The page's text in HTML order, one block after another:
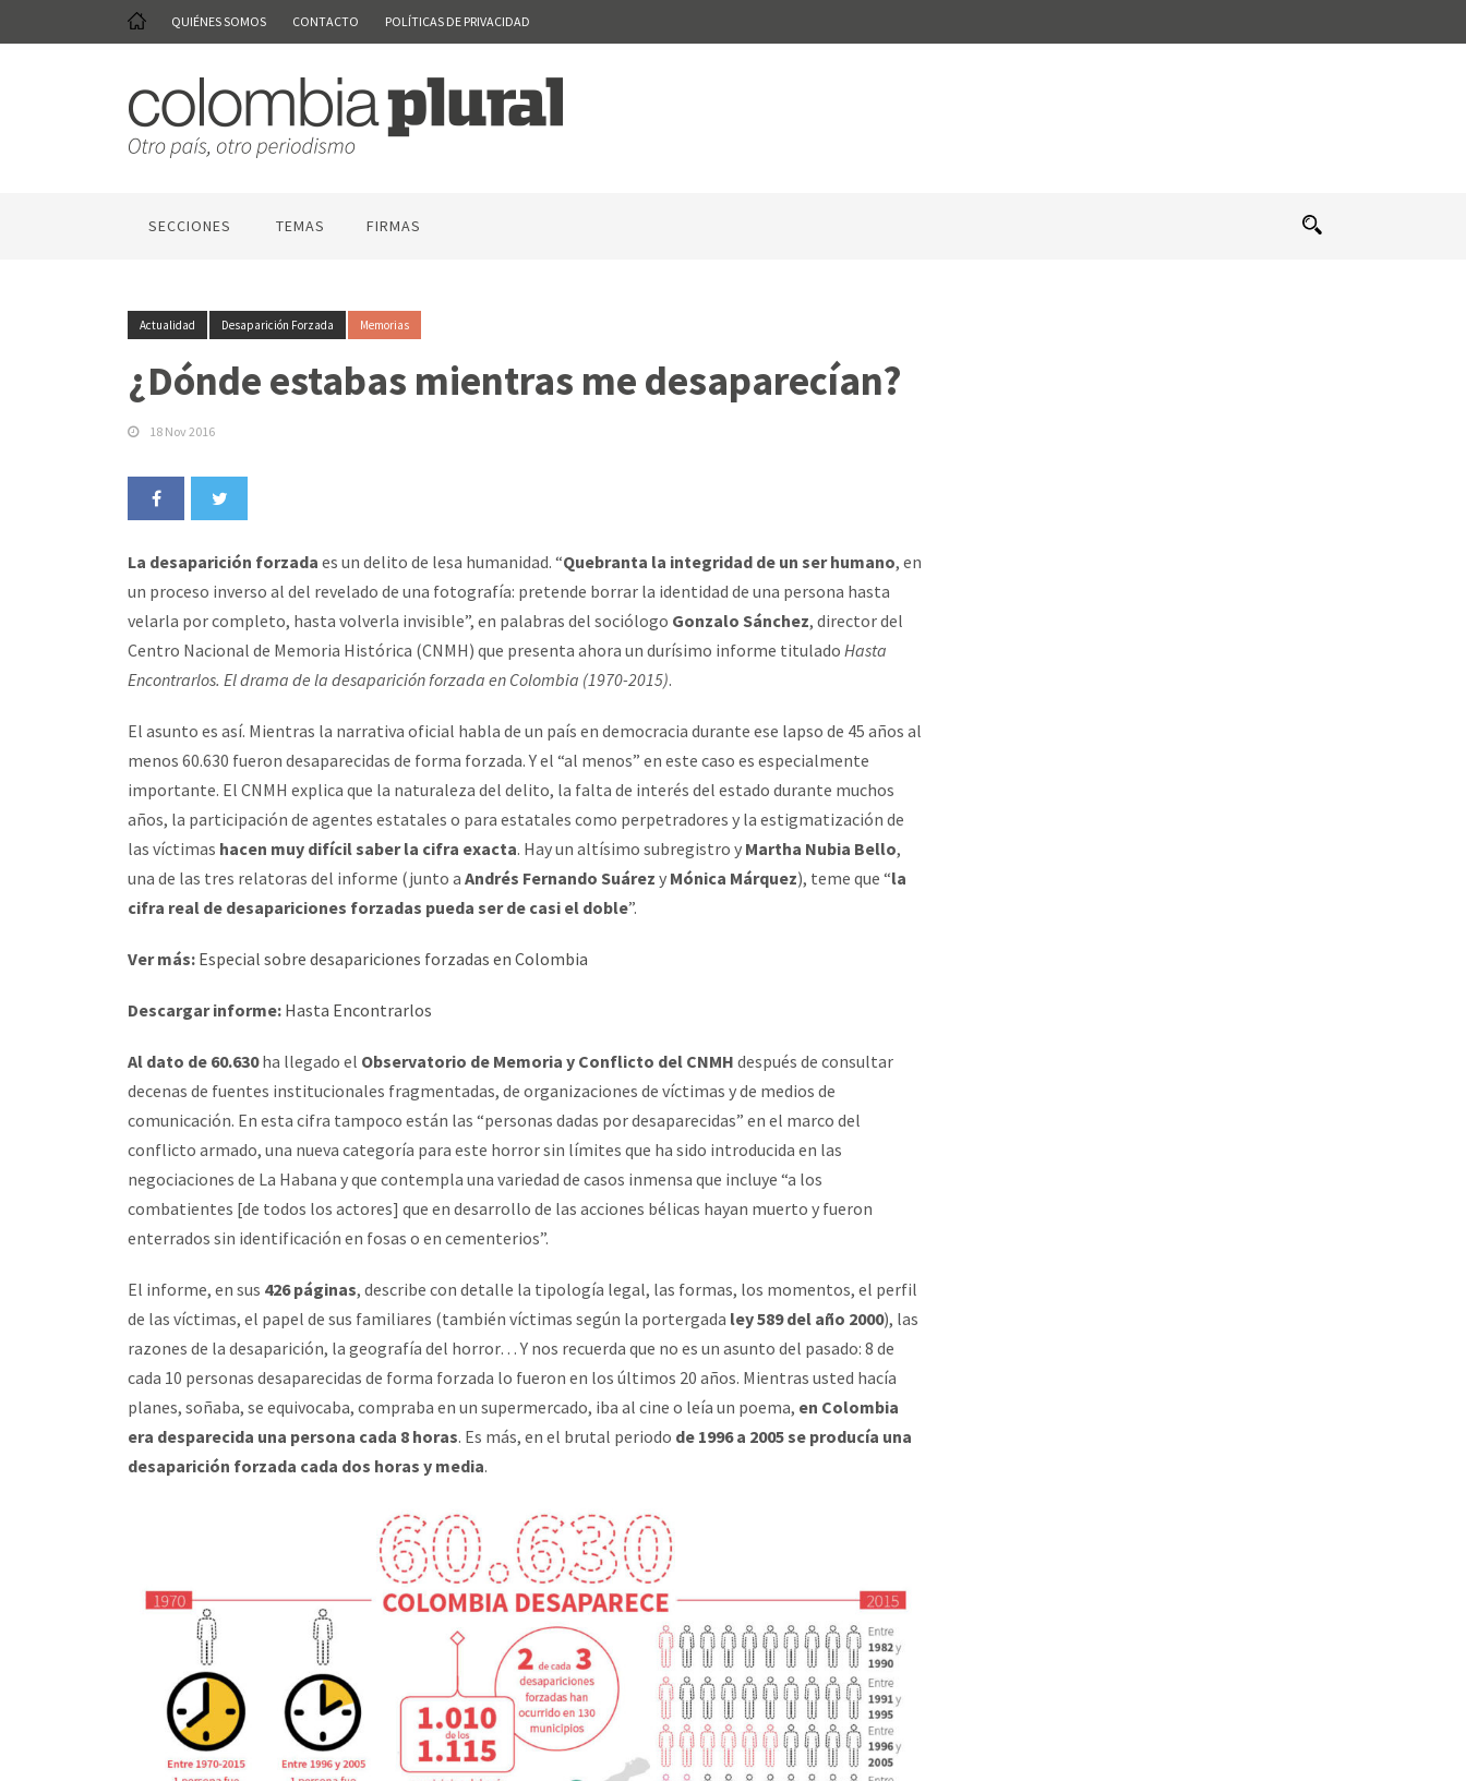
QUIÉNES SOMOS CONTACTO POLÍTICAS DE PRIVACIDAD
SECCIONES TEMAS FIRMAS
Actualidad Desaparición Forzada Memorias
¿Dónde estabas mientras me desaparecían?
18 Nov 2016
La desaparición forzada es un delito de lesa humanidad. “Quebranta la integridad de un ser humano, en
un proceso inverso al del revelado de una fotografía: pretende borrar la identidad de una persona hasta
velarla por completo, hasta volverla invisible”, en palabras del sociólogo Gonzalo Sánchez, director del
Centro Nacional de Memoria Histórica (CNMH) que presenta ahora un durísimo informe titulado Hasta
Encontrarlos. El drama de la desaparición forzada en Colombia (1970-2015).
El asunto es así. Mientras la narrativa oficial habla de un país en democracia durante ese lapso de 45 años al
menos 60.630 fueron desaparecidas de forma forzada. Y el “al menos” en este caso es especialmente
importante. El CNMH explica que la naturaleza del delito, la falta de interés del estado durante muchos
años, la participación de agentes estatales o para estatales como perpetradores y la estigmatización de
las víctimas hacen muy difícil saber la cifra exacta. Hay un altísimo subregistro y Martha Nubia Bello,
una de las tres relatoras del informe (junto a Andrés Fernando Suárez y Mónica Márquez), teme que “la
cifra real de desapariciones forzadas pueda ser de casi el doble”.
Ver más: Especial sobre desapariciones forzadas en Colombia
Descargar informe: Hasta Encontrarlos
Al dato de 60.630ha llegado el Observatorio de Memoria y Conflicto del CNMH después de consultar
decenas de fuentes institucionales fragmentadas, de organizaciones de víctimas y de medios de
comunicación. En esta cifra tampoco están las “personas dadas por desaparecidas” en el marco del
conflicto armado, una nueva categoría para este horror sin límites que ha sido introducida en las
negociaciones de La Habana y que contempla una variedad de casos inmensa que incluye “a los
combatientes [de todos los actores] que en desarrollo de las acciones bélicas hayan muerto y fueron
enterrados sin identificación en fosas o en cementerios”.
El informe, en sus 426 páginas, describe con detalle la tipología legal, las formas, los momentos, el perfil
de las víctimas, el papel de sus familiares (también víctimas según la portergada ley 589 del año 2000), las
razones de la desaparición, la geografía del horror… Y nos recuerda que no es un asunto del pasado: 8 de
cada 10 personas desaparecidas de forma forzada lo fueron en los últimos 20 años. Mientras usted hacía
planes, soñaba, se equivocaba, compraba en un supermercado, iba al cine o leía un poema, en Colombia
era desparecida una persona cada 8 horas. Es más, en el brutal periodo de 1996 a 2005 se producía una
desaparición forzada cada dos horas y media.